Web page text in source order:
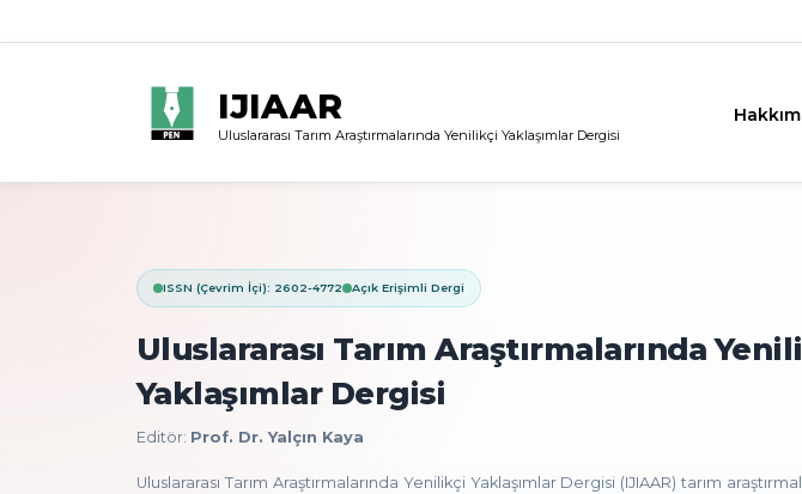
IJIAAR
Uluslararası Tarım Araştırmalarında Yenilikçi Yaklaşımlar Dergisi
ISSN (Çevrim İçi): 2602-4772 Açık Erişimli Dergi
Uluslararası Tarım Araştırmalarında
Yaklaşımlar Dergisi
Editör: Prof. Dr. Yalçın Kaya
Uluslararası Tarım Araştırmalarında Yenilikçi Yaklaşımlar Dergisi (IJIAAR) tarım